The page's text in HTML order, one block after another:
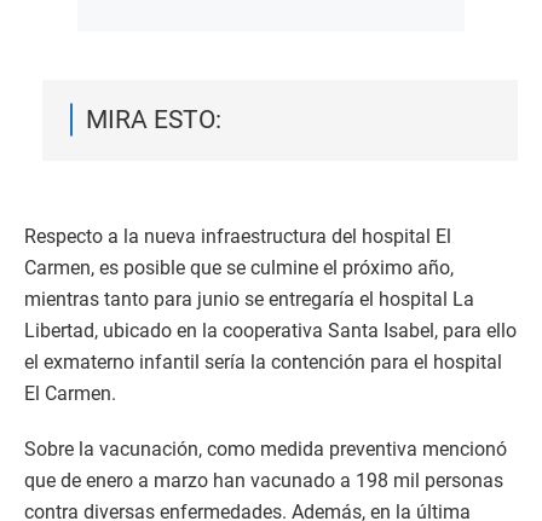
MIRA ESTO:
Respecto a la nueva infraestructura del hospital El
Carmen, es posible que se culmine el próximo año,
mientras tanto para junio se entregaría el hospital La
Libertad, ubicado en la cooperativa Santa Isabel, para ello
el exmaterno infantil sería la contención para el hospital
El Carmen.
Sobre la vacunación, como medida preventiva mencionó
que de enero a marzo han vacunado a 198 mil personas
contra diversas enfermedades. Además, en la última